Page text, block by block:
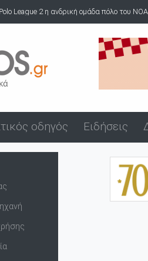
League 2 η ανδρική ομάδα πόλο του
οδηγός Ειδήσεις